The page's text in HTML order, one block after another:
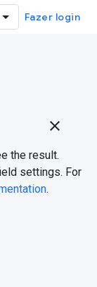
Fazer login
Caso de uso
comum